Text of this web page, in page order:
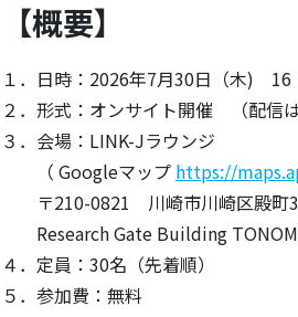
【概要】
１．日時：2026年7月30日（木)
２．形式：オンサイト開催 （配信は
３．会場：LINK-Jラウンジ
（ Googleマップ https://
〒210-0821 川崎市川崎区殿町
Research Gate Building
４．定員：30名（先着順）
５．参加費：無料